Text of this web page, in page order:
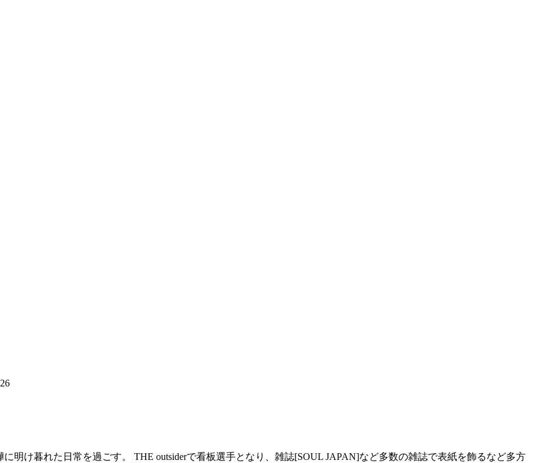
明け暮れた日常を過ごす。 THE outsiderで看板選手となり、雑誌[SOUL JAPAN]など多数の雑誌で表紙を飾るなど多方